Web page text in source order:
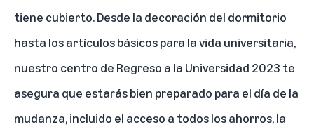
tiene cubierto. Desde la decoración del dormitorio
hasta los artículos básicos para la vida universitaria,
nuestro centro de Regreso a la Universidad 2023 te
asegura que estarás bien preparado para el día de la
mudanza, incluido el acceso a todos los ahorros, la